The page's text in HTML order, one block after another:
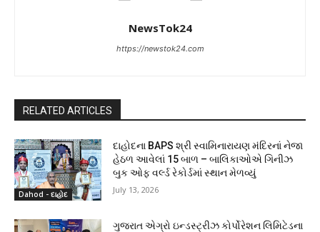
NewsTok24
https://newstok24.com
RELATED ARTICLES
Dahod - દાહોદ
દાહોદના BAPS શ્રી સ્વામિનારાયણ મંદિરનાં નેજા
હેઠળ આવેલાં 15 બાળ – બાલિકાઓએ ગિનીઝ
બુક ઓફ વર્લ્ડ રેકોર્ડમાં સ્થાન મેળવ્યું
July 13, 2026
ગુજરાત એગ્રો ઇન્ડસ્ટ્રીઝ કોર્પોરેશન લિમિટેડના